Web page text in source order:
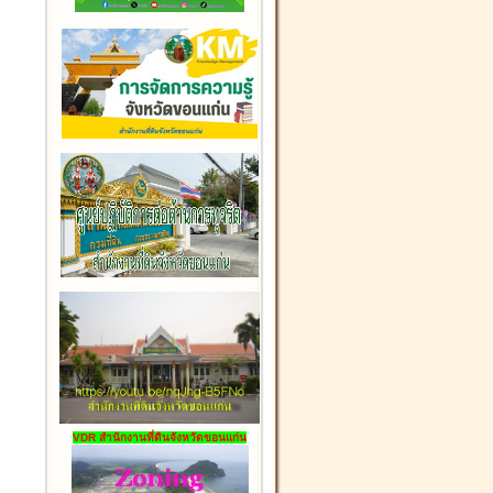
VDR สำนักงานที่ดินจังหวัดขอนแก่น